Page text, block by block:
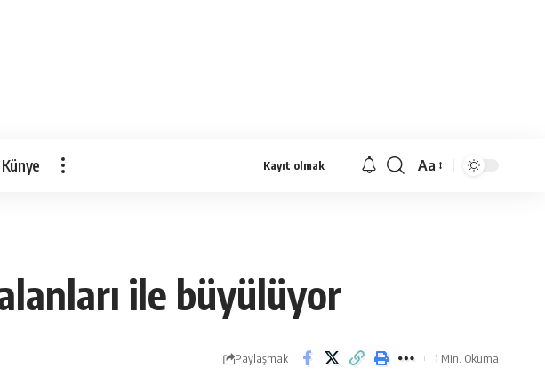
Künye Kayıt olmak
Yazı
Aa
ile büyülüyor
Paylaşmak 1 Min. Okuma